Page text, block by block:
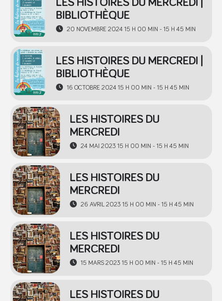
LES HISTOIRES DU MERCREDI |
BIBLIOTHÈQUE
20 NOVEMBRE 2024 15 H 00 MIN - 15 H 45 MIN
LES HISTOIRES DU MERCREDI |
BIBLIOTHÈQUE
16 OCTOBRE 2024 15 H 00 MIN - 15 H 45 MIN
LES HISTOIRES DU
MERCREDI
24 MAI 2023 15 H 00 MIN - 15 H 45 MIN
LES HISTOIRES DU
MERCREDI
26 AVRIL 2023 15 H 00 MIN - 15 H 45 MIN
LES HISTOIRES DU
MERCREDI
15 MARS 2023 15 H 00 MIN - 15 H 45 MIN
LES HISTOIRES DU